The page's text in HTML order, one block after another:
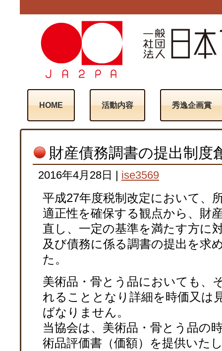
HOME 活動内容 秀逸企画賞
財産債務調書の提出制度
2016年4月28日 | ise3569
平成27年度税制改定において、
適正性を確保する観点から、財
直し、一定の基準を満たす方に
及び債務に係る調書の提出を求
た。
美術品・骨とう品においても、
れることとなり詳細を時価又は
ばなりません。
当協会は、美術品・骨とう品の
術品評価書（価額）を提供いた